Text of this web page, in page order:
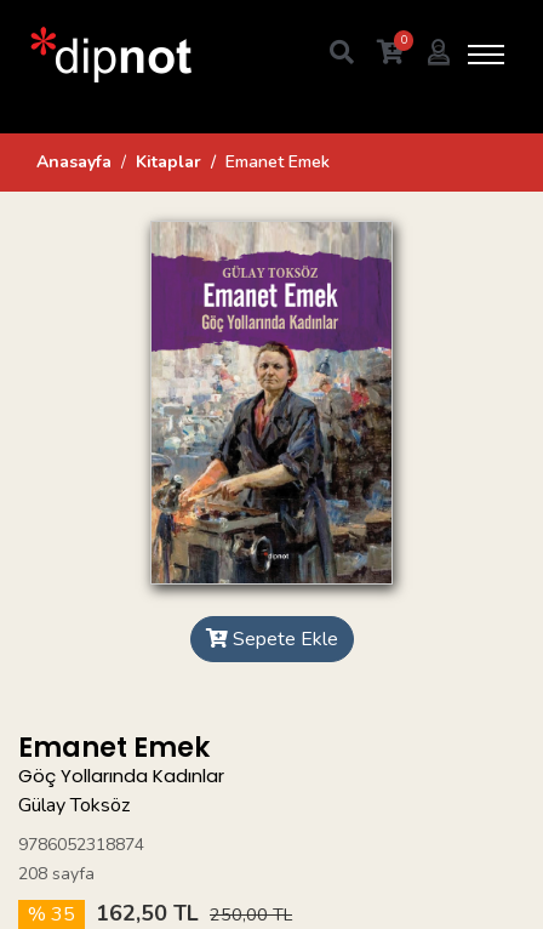
0
Anasayfa Kitaplar Emanet Emek
Sepete Ekle
Emanet Emek
Göç Yollarında Kadınlar
Gülay Toksöz
9786052318874
208 sayfa
% 35 162,50 TL 250,00 TL